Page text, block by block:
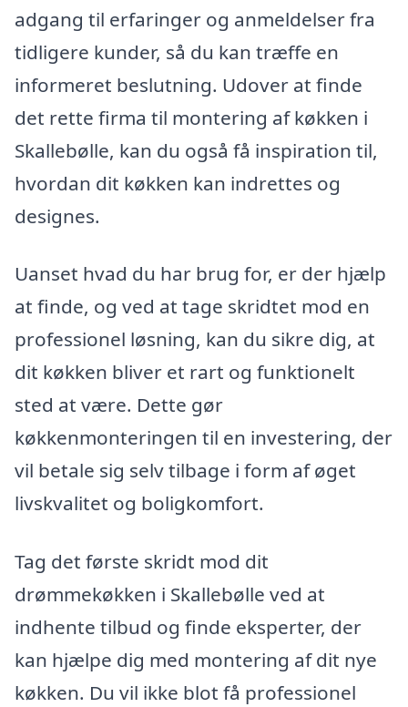
adgang til erfaringer og anmeldelser fra
tidligere kunder, så du kan træffe en
informeret beslutning. Udover at finde
det rette firma til montering af køkken i
Skallebølle, kan du også få inspiration til,
hvordan dit køkken kan indrettes og
designes.
Uanset hvad du har brug for, er der hjælp
at finde, og ved at tage skridtet mod en
professionel løsning, kan du sikre dig, at
dit køkken bliver et rart og funktionelt
sted at være. Dette gør
køkkenmonteringen til en investering, der
vil betale sig selv tilbage i form af øget
livskvalitet og boligkomfort.
Tag det første skridt mod dit
drømmekøkken i Skallebølle ved at
indhente tilbud og finde eksperter, der
kan hjælpe dig med montering af dit nye
køkken. Du vil ikke blot få professionel